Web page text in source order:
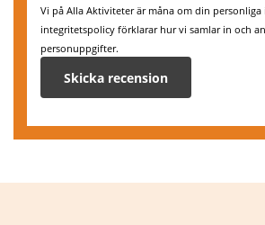
Mosebacke Torg 7,
116 46 Stockholm
Vi på Alla Aktiviteter är måna om din
integritetspolicy förklarar hur vi samlar in och
personuppgifter.